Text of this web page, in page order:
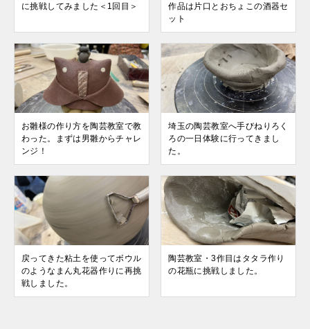
に挑戦してみました＜1回目＞
作品は片口とおちょこの酒器セ
ット
お雛様の作り方を陶芸教室で教
わった。まずは男雛からチャレ
ンジ！
埼玉の陶芸教室へ手びねりろく
ろの一日体験に行ってきまし
た。
戻ってきた粘土を使ってボウル
のようなまん丸花器作りに再挑
戦しました。
陶芸教室・3作目はタタラ作り
の花瓶に挑戦しました。